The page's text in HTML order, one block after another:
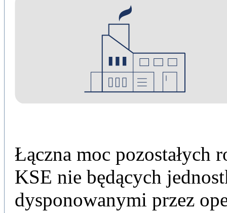
Łączna moc pozostałych
KSE nie będących
dysponowanymi przez